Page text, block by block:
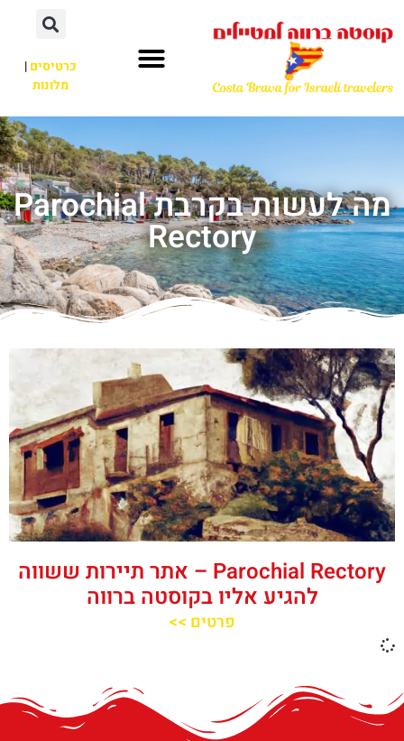
כרטיסים|
מלונות
מה לעשות בקרבת Parochial
Rectory
‪‪Parochial Rectory‬‬ – אתר תיירות ששווה
להגיע אליו בקוסטה ברווה
פרטים >>